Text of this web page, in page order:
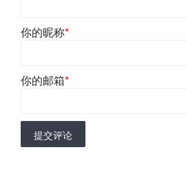
你的昵称*
你的邮箱*
提交评论